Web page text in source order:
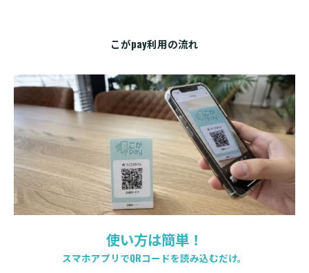
こがpay利用の流れ
使い方は簡単！
スマホアプリでQRコードを読み込むだけ。